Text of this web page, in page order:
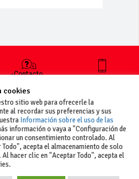
-Contacto
publicar un
anuncio
-Vende+
+34 627 35
cookies
sitio web para ofrecerle la
al recordar sus preferencias y sus
Información sobre el uso de las
información o vaya a "Configuración de
un consentimiento controlado. Al
acepta el almacenamiento de solo
hacer clic en "Aceptar Todo", acepta el